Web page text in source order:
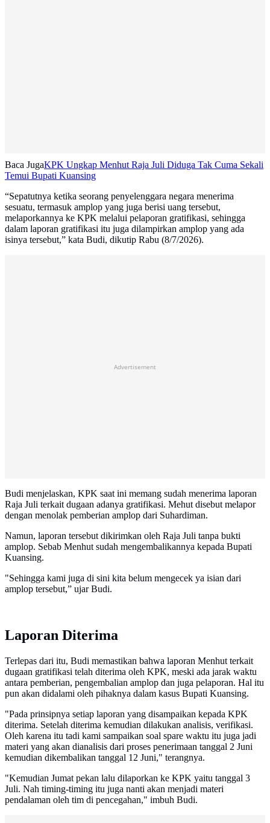
Baca JugaKPK Ungkap Menhut Raja Juli Diduga Tak Cuma Sekali
Temui Bupati Kuansing
“Sepatutnya ketika seorang penyelenggara negara menerima
sesuatu, termasuk amplop yang juga berisi uang tersebut,
melaporkannya ke KPK melalui pelaporan gratifikasi, sehingga
dalam laporan gratifikasi itu juga dilampirkan amplop yang ada
isinya tersebut,” kata Budi, dikutip Rabu (8/7/2026).
Advertisement
Budi menjelaskan, KPK saat ini memang sudah menerima laporan
Raja Juli terkait dugaan adanya gratifikasi. Mehut disebut melapor
dengan menolak pemberian amplop dari Suhardiman.
Namun, laporan tersebut dikirimkan oleh Raja Juli tanpa bukti
amplop. Sebab Menhut sudah mengembalikannya kepada Bupati
Kuansing.
"Sehingga kami juga di sini kita belum mengecek ya isian dari
amplop tersebut,” ujar Budi.
Laporan Diterima
Terlepas dari itu, Budi memastikan bahwa laporan Menhut terkait
dugaan gratifikasi telah diterima oleh KPK, meski ada jarak waktu
antara pemberian, pengembalian amplop dan juga pelaporan. Hal itu
pun akan didalami oleh pihaknya dalam kasus Bupati Kuansing.
"Pada prinsipnya setiap laporan yang disampaikan kepada KPK
diterima. Setelah diterima kemudian dilakukan analisis, verifikasi.
Oleh karena itu tadi kami sampaikan soal spare waktu itu juga jadi
materi yang akan dianalisis dari proses penerimaan tanggal 2 Juni
kemudian dikembalikan tanggal 12 Juni," terangnya.
"Kemudian Jumat pekan lalu dilaporkan ke KPK yaitu tanggal 3
Juli. Nah timing-timing itu juga nanti akan menjadi materi
pendalaman oleh tim di pencegahan," imbuh Budi.